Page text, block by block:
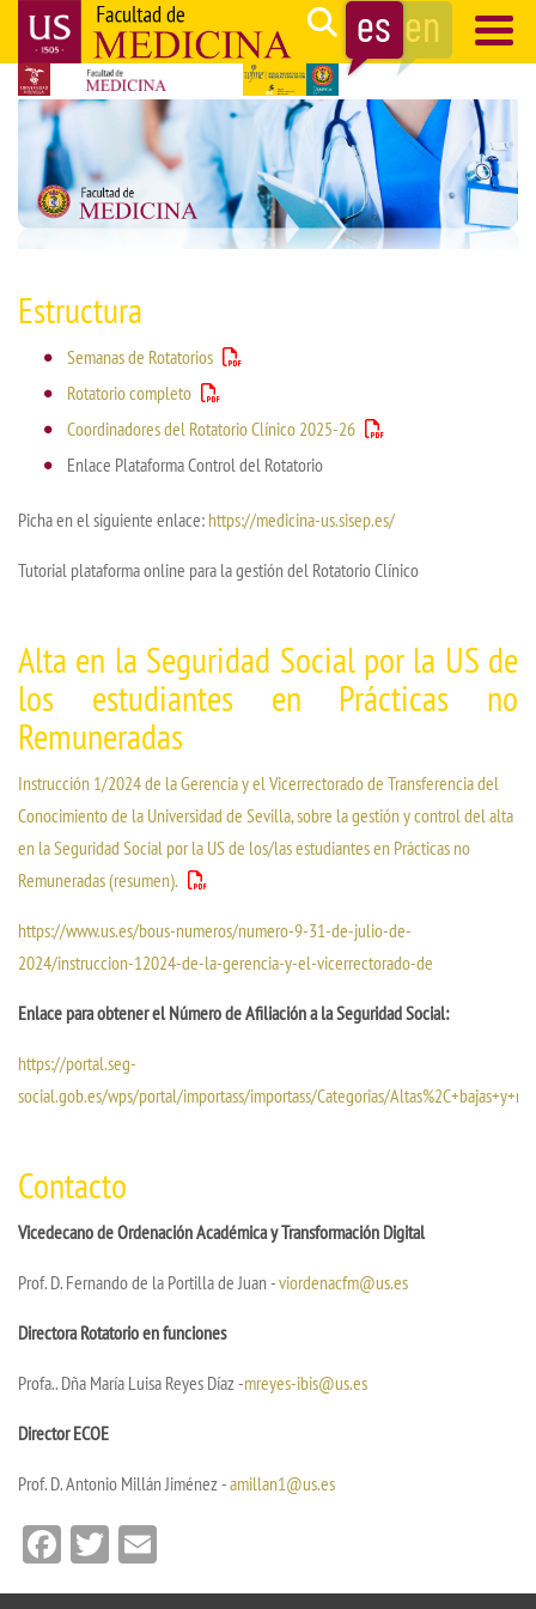
Pasar
contenido
principal
Search
Navegación
principal
Estructura
Semanas de Rotatorios
Rotatorio completo
Coordinadores del Rotatorio Clínico 2025-26
Enlace Plataforma Control del Rotatorio
Picha en el siguiente enlace: https://medicina-us.sisep.es/
Tutorial plataforma online para la gestión del Rotatorio Clínico
Alta en la Seguridad Social por la US de
los estudiantes en Prácticas no
Remuneradas
Instrucción 1/2024 de la Gerencia y el Vicerrectorado de Transferencia del
Conocimiento de la Universidad de Sevilla, sobre la gestión y control del alta
en la Seguridad Social por la US de los/las estudiantes en Prácticas no
Remuneradas (resumen).
https://www.us.es/bous-numeros/numero-9-31-de-julio-de-
2024/instruccion-12024-de-la-gerencia-y-el-vicerrectorado-de
Enlace para obtener el Número de Afiliación a la Seguridad Social:
https://portal.seg-
social.gob.es/wps/portal/importass/importass/Categorias/
Contacto
Vicedecano de Ordenación Académica y Transformación Digital
Prof. D. Fernando de la Portilla de Juan -viordenacfm@us.es
Directora Rotatorio en funciones
Profa.. Dña María Luisa Reyes Díaz -mreyes-ibis@us.es
Director ECOE
Prof. D. Antonio Millán Jiménez -amillan1@us.es
Facebook
Twitter